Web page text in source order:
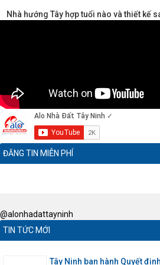
Nhà hướng Tây hợp tuổi nào và thiết kế
ĐĂNG TIN MIỄN PHÍ
@alonhadattayninh
TIN TỨC MỚI
Tây Ninh ban hành Quyết